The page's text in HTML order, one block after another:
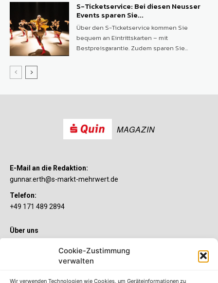
Cookie-Zustimmung
verwalten
Wir verwenden Technologien wie Cookies, um Geräteinformationen zu
S-Ticketservice: Bei diesen Neusser
Events sparen Sie...
Über den S-Ticketservice kommen Sie
bequem an Eintrittskarten – mit
Bestpreisgarantie. Zudem sparen Sie...
MAGAZIN
E-Mail an die Redaktion:
gunnar.erth@s-markt-mehrwert.de
Telefon:
+49 171 489 2894
Über uns
Sie wollen mehr als ein gewöhnliches Girokonto? Dann ist unser
S-Quin Konto genau das Richtige für Sie. Die beiden
etliche Inklusivleistungen. Im S-Quin Magazin erfahren Sie